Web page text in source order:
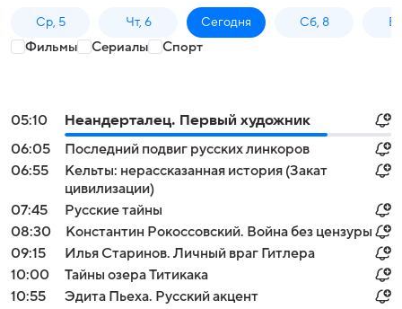
Ср, 5 Чт, 6 Сегодня Сб, 8
Фильмы Сериалы Спорт
05:10
Неандерталец. Первый художник
06:05
Последний подвиг русских линкоров
06:55
Кельты: нерассказанная история (Закат
цивилизации)
07:45
Русские тайны
08:30
Константин Рокоссовский. Война без цензуры
09:15
Илья Старинов. Личный враг Гитлера
10:00
Тайны озера Титикака
10:55
Эдита Пьеха. Русский акцент